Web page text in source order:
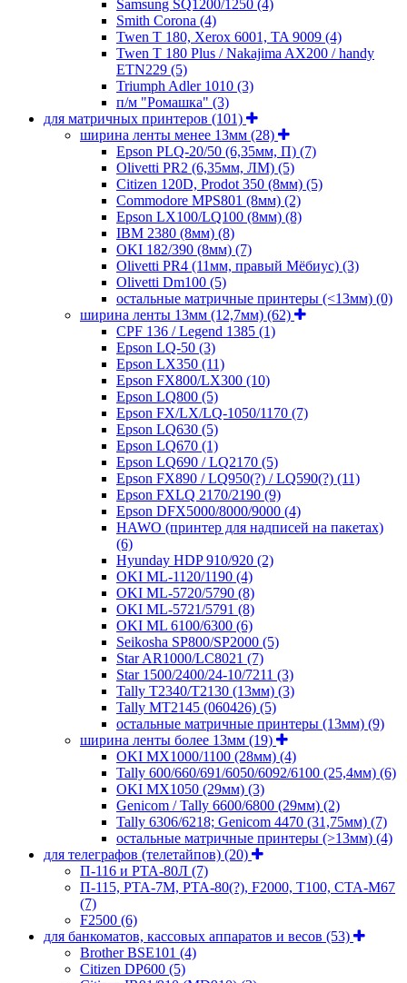
Samsung SQ1200/1250 (4)
Smith Corona (4)
Twen T 180, Xerox 6001, TA 9009 (4)
Twen T 180 Plus / Nakajima AX200 / handy
ETN229 (5)
Triumph Adler 1010 (3)
п/м "Ромашка" (3)
для матричных принтеров (101)
ширина ленты менее 13мм (28)
Epson PLQ-20/50 (6,35мм, П) (7)
Olivetti PR2 (6,35мм, ЛМ) (5)
Citizen 120D, Prodot 350 (8мм) (5)
Commodore MPS801 (8мм) (2)
Epson LX100/LQ100 (8мм) (8)
IBM 2380 (8мм) (8)
OKI 182/390 (8мм) (7)
Olivetti PR4 (11мм, правый Мёбиус) (3)
Olivetti Dm100 (5)
остальные матричные принтеры (<13мм) (0)
ширина ленты 13мм (12,7мм) (62)
CPF 136 / Legend 1385 (1)
Epson LQ-50 (3)
Epson LX350 (11)
Epson FX800/LX300 (10)
Epson LQ800 (5)
Epson FX/LX/LQ-1050/1170 (7)
Epson LQ630 (5)
Epson LQ670 (1)
Epson LQ690 / LQ2170 (5)
Epson FX890 / LQ950(?) / LQ590(?) (11)
Epson FXLQ 2170/2190 (9)
Epson DFX5000/8000/9000 (4)
HAWO (принтер для надписей на пакетах)
(6)
Hyunday HDP 910/920 (2)
OKI ML-1120/1190 (4)
OKI ML-5720/5790 (8)
OKI ML-5721/5791 (8)
OKI ML 6100/6300 (6)
Seikosha SP800/SP2000 (5)
Star AR1000/LC8021 (7)
Star 1500/2400/24-10/7211 (3)
Tally T2340/T2130 (13мм) (3)
Tally MT2145 (060426) (5)
остальные матричные принтеры (13мм) (9)
ширина ленты более 13мм (19)
OKI MX1000/1100 (28мм) (4)
Tally 600/660/691/6050/6092/6100 (25,4мм) (6)
OKI MX1050 (29мм) (3)
Genicom / Tally 6600/6800 (29мм) (2)
Tally 6306/6218; Genicom 4470 (31,75мм) (7)
остальные матричные принтеры (>13мм) (4)
для телеграфов (телетайпов) (20)
П-116 и РТА-80Л (7)
П-115, РТА-7М, РТА-80(?), F2000, T100, СТА-М67
(7)
F2500 (6)
для банкоматов, кассовых аппаратов и весов (53)
Brother BSE101 (4)
Citizen DP600 (5)